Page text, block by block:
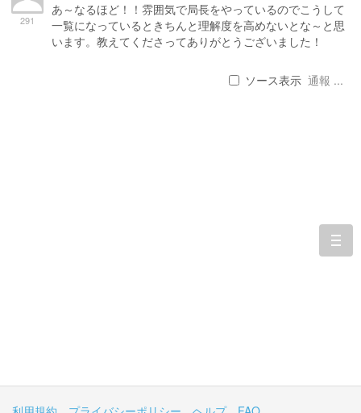
291
あ～なるほど！！雰囲気で局長をやっているのでこうして
一覧になっているときちんと理解度を高めないとな～と思
います。教えてくださってありがとうございました！
ソース表示 通報 ...